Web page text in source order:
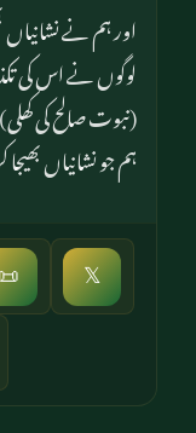
اور ہم نے
لوگوں نے اس کی
(نبوت صالح کی
ہم جو نشانیاں
📜 𝕏